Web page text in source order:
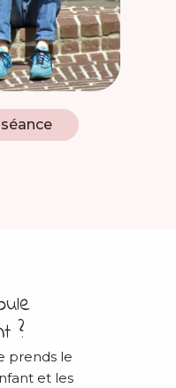
?
prends le
et les